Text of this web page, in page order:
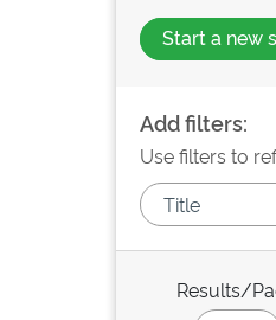
Start a new
Add filters:
Use filters to
Results/